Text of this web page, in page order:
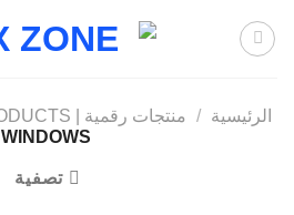
للمحتوى
الرئيسية / منتجات رقمية | DIGITAL PRODUCTS
WINDOWS
تصفية